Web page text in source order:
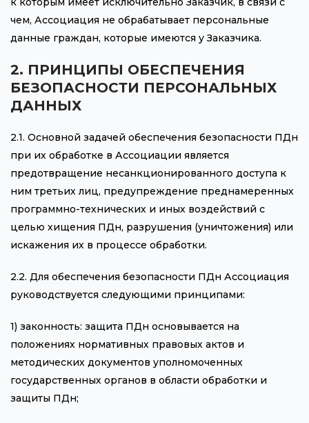
чем, Ассоциация не обрабатывает персональные
данные граждан, которые имеются у Заказчика.
2. ПРИНЦИПЫ ОБЕСПЕЧЕНИЯ
БЕЗОПАСНОСТИ ПЕРСОНАЛЬНЫХ
ДАННЫХ
2.1. Основной задачей обеспечения безопасности ПДн
при их обработке в Ассоциации является
предотвращение несанкционированного доступа к
ним третьих лиц, предупреждение преднамеренных
программно-технических и иных воздействий с
целью хищения ПДн, разрушения (уничтожения) или
искажения их в процессе обработки.
2.2. Для обеспечения безопасности ПДн Ассоциация
руководствуется следующими принципами:
1) законность: защита ПДн основывается на
положениях нормативных правовых актов и
методических документов уполномоченных
государственных органов в области обработки и
защиты ПДн;